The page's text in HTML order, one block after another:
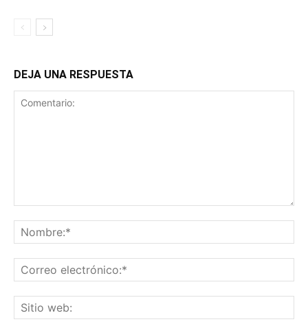
DEJA UNA RESPUESTA